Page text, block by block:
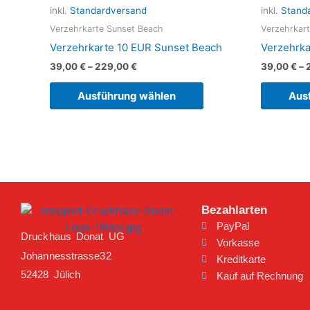
inkl. Standardversand
Verzehrkarte Sunset Beach
Verzehrkarte 10 EUR Sunset Beach
39,00€–229,00€
Ausführung wählen
auf.
auf
inkl.
39,00€–
Bezahlarten
PayPal
Vorkasse
Kreditkarte
Kauf auf Rechnung
Druckhaus Donat UG
Johannesstrasse32
52428 Jülich